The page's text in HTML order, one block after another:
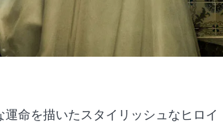
命を描いたスタイリッシュなヒロイ